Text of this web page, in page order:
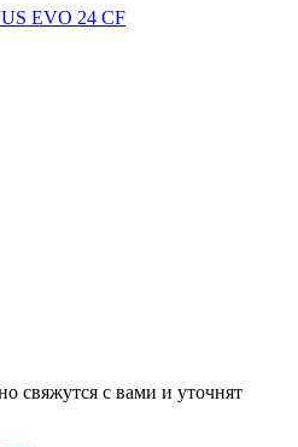
свяжутся с вами и уточнят